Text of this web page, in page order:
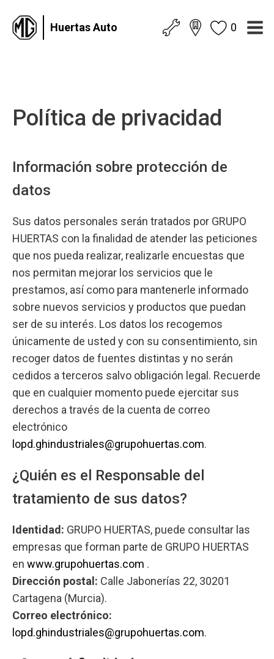
Huertas Auto 0
Política de privacidad
Información sobre protección de
datos
Sus datos personales serán tratados por GRUPO
HUERTAS con la finalidad de atender las peticiones
que nos pueda realizar, realizarle encuestas que
nos permitan mejorar los servicios que le
prestamos, así como para mantenerle informado
sobre nuevos servicios y productos que puedan
ser de su interés. Los datos los recogemos
únicamente de usted y con su consentimiento, sin
recoger datos de fuentes distintas y no serán
cedidos a terceros salvo obligación legal. Recuerde
que en cualquier momento puede ejercitar sus
derechos a través de la cuenta de correo
electrónico
lopd.ghindustriales@grupohuertas.com.
¿Quién es el Responsable del
tratamiento de sus datos?
Identidad: GRUPO HUERTAS, puede consultar las
empresas que forman parte de GRUPO HUERTAS
en www.grupohuertas.com .
Dirección postal: Calle Jabonerías 22, 30201
Cartagena (Murcia).
Correo electrónico:
lopd.ghindustriales@grupohuertas.com.